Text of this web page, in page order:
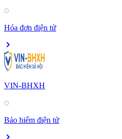
Hóa đơn điện tử
VIN-BHXH
Bảo hiểm điện tử